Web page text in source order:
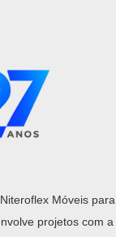
Móveis para
projetos com a